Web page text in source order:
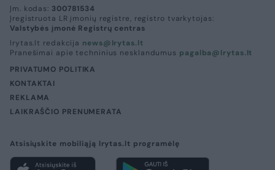
Įm. kodas: 300781534
Įregistruota LR įmonių registre, registro tvarkytojas:
Valstybės įmonė Registrų centras
lrytas.lt redakcija news@lrytas.lt
Pranešimai apie techninius nesklandumus pagalba@lrytas.lt
PRIVATUMO POLITIKA
KONTAKTAI
REKLAMA
LAIKRAŠČIO PRENUMERATA
Atsisiųskite mobiliąją lrytas.lt programėlę